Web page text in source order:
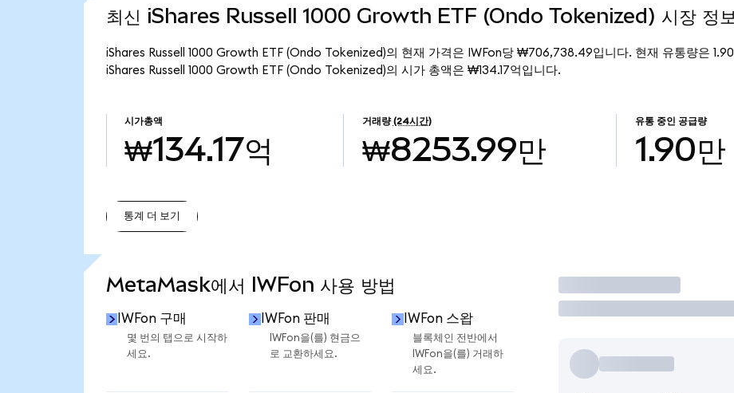
최신 iShares Russell 1000 Growth ETF (Ondo Tokenized) 시장 정
iShares Russell 1000 Growth ETF (Ondo Tokenized)의 현재 가격은 IWFon당 ₩706,738.49입니다. 현재 유통량은
iShares Russell 1000 Growth ETF (Ondo Tokenized)의 시가 총액은 ₩134.17억입니다.
시가총액
₩134.17억
거래량 (24시간)
₩8253.99만
유통 중인 공급량
1.90만
통계 더 보기
MetaMask에서 IWFon 사용 방법
IWFon 구매
몇 번의 탭으로 시작하
세요.
IWFon 판매
IWFon을(를) 현금으
로 교환하세요.
IWFon 스왑
블록체인 전반에서
IWFon을(를) 거래하
세요.
거래